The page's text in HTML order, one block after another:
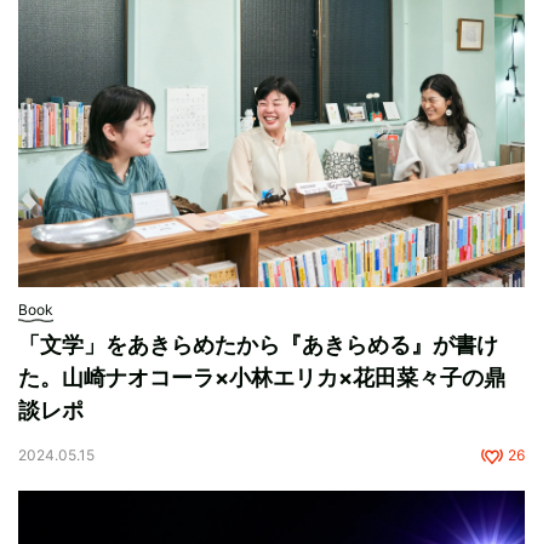
Book
「文学」をあきらめたから『あきらめる』が書け
た。山崎ナオコーラ×小林エリカ×花田菜々子の鼎
談レポ
2024.05.15 26